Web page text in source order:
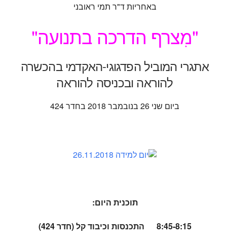
באחריות ד"ר תמי ראובני
"מִצרף הדרכה בתנועה"
אתגרי המוביל הפדגוגי-האקדמי בהכשרה
להוראה ובכניסה להוראה
ביום שני 26 בנובמבר 2018 בחדר 424
תוכנית היום:
8:45-8:15 התכנסות וכיבוד קל (חדר 424)